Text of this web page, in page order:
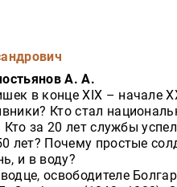
А. А.
в конце XIX – начале
Кто стал
за 20 лет службы
лет? Почему простые
и в воду?
освободителе